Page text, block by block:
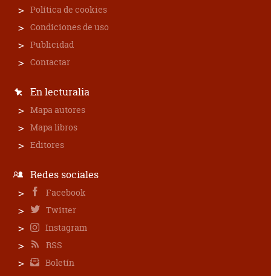
Política de cookies
Condiciones de uso
Publicidad
Contactar
En lecturalia
Mapa autores
Mapa libros
Editores
Redes sociales
Facebook
Twitter
Instagram
RSS
Boletín